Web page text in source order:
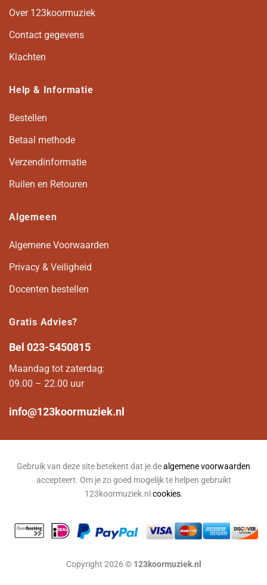
Over 123koormuziek
Contact gegevens
Klachten
Help & Informatie
Bestellen
Betaal methode
Verzendinformatie
Ruilen en Retouren
Algemeen
Algemene Voorwaarden
Privacy & Veiligheid
Docenten bestellen
Gratis Advies?
Bel 023-5450815
Maandag tot zaterdag:
09.00 – 22.00 uur
info@123koormuziek.nl
Gebruik van deze site betekent dat je dealgemene voorwaarden
accepteert. Om je zo goed mogelijk te helpen gebruikt
123koormuziek.nl cookies.
Copyright 2026 © 123koormuziek.nl